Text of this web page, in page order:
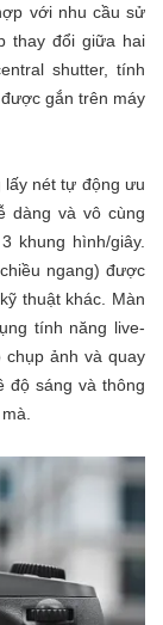
với nhu cầu sử
thay đổi giữa hai
shutter, tính
gắn trên máy
nét tự động ưu
dàng và vô cùng
khung hình/giây.
ngang) được
thuật khác. Màn
tính năng live-
ảnh và quay
độ sáng và thông